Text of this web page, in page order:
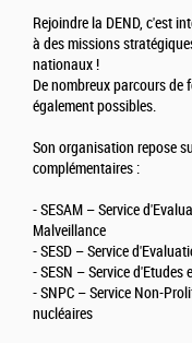
Rejoindre la DEND, c'est
à des missions
nationaux !
De nombreux parcours
également possibles.
Son organisation repose
complémentaires :
- SESAM – Service
Malveillance
- SESD – Service
- SESN – Service d'Etudes
- SNPC – Service Non-
nucléaires